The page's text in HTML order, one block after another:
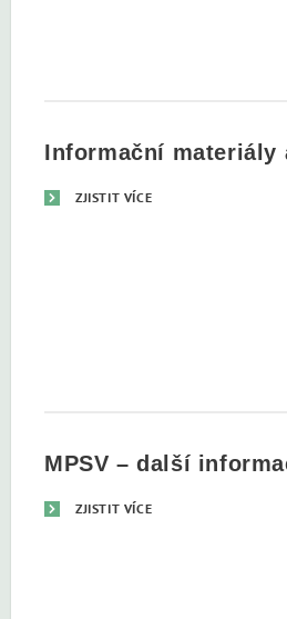
Informační materiály
ZJISTIT VÍCE
MPSV – další
ZJISTIT VÍCE